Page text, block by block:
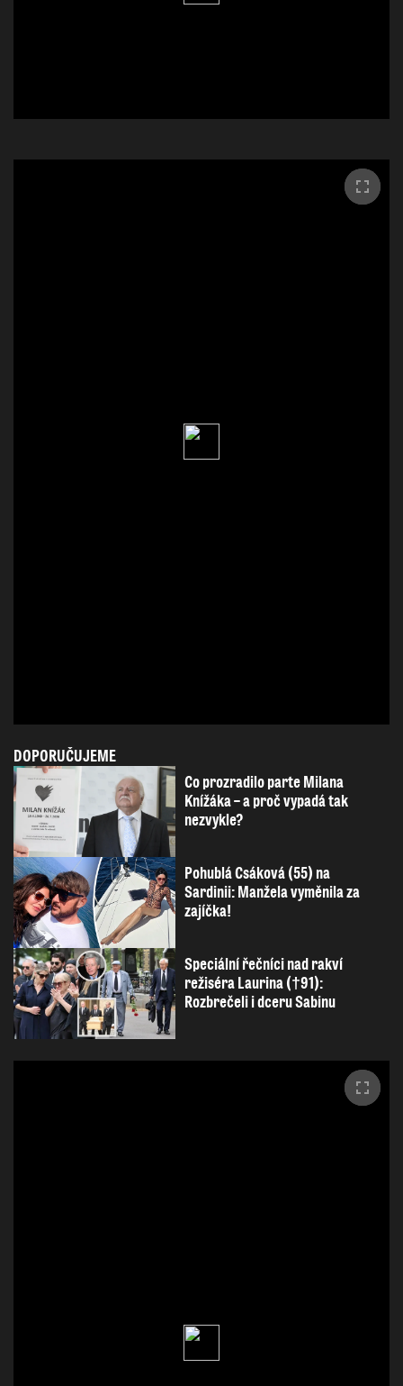
DOPORUČUJEME
Co prozradilo parte Milana
Knížáka – a proč vypadá tak
nezvykle?
Pohublá Csáková (55) na
Sardinii: Manžela vyměnila za
zajíčka!
Speciální řečníci nad rakví
režiséra Laurina (†91):
Rozbrečeli i dceru Sabinu